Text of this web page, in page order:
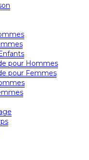
pour Hommes
pour Femmes